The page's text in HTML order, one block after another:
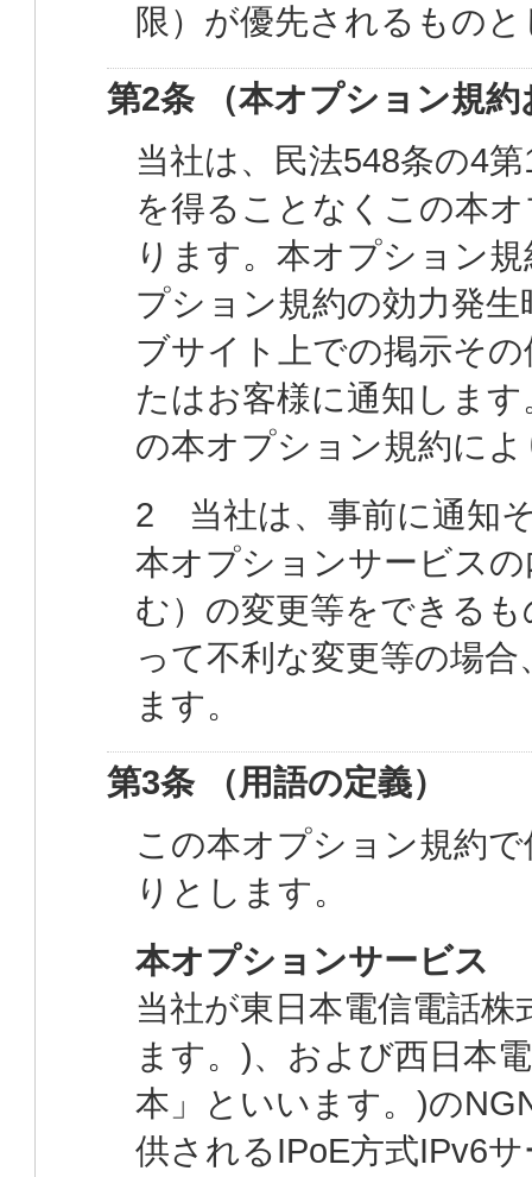
限）が優先されるもの
第2条 （本オプション規
当社は、民法548条の4
を得ることなくこの本
ります。本オプション
プション規約の効力発
ブサイト上での掲示そ
たはお客様に通知しま
の本オプション規約に
2 当社は、事前に通知
本オプションサービス
む）の変更等をできる
って不利な変更等の場
ます。
第3条 （用語の定義）
この本オプション規約
りとします。
本オプションサービス
当社が東日本電信電話
ます。)、および西日本
本」といいます。)の
供されるIPoE方式IPv6